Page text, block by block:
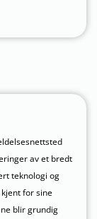
av et bredt
teknologi og
for sine
blir grundig